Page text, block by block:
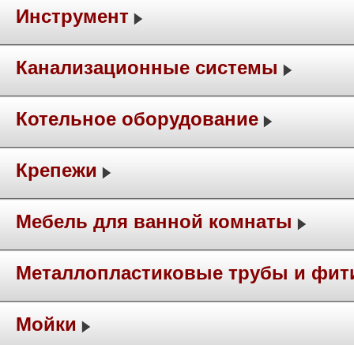
Инструмент
Канализационные системы
Котельное оборудование
Крепежи
Мебель для ванной комнаты
Металлопластиковые трубы и
Мойки